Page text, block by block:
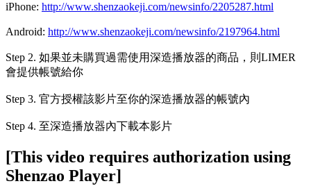
iPhone: http://www.shenzaokeji.com/newsinfo/2205287.html
Android: http://www.shenzaokeji.com/newsinfo/2197964.html
Step 2. 如果並未購買過需使用深造播放器的商品，則LIMER
會提供帳號給你
Step 3. 官方授權該影片至你的深造播放器的帳號內
Step 4. 至深造播放器內下載本影片
[This video requires authorization using
Shenzao Player]